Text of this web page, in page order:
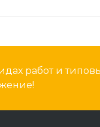
работ и